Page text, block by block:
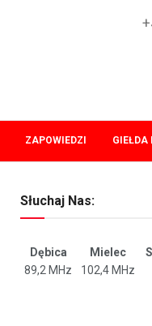
ZAPOWIEDZI GIEŁDA
Słuchaj Nas:
Dębica Mielec
89,2 MHz
102,4 MHz